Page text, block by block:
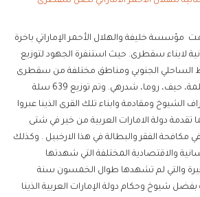
خليفة والهلال الأحمر الإماراتي باخرة
لابناء سقطرى. حيث استنفرة الجهود لتوزيع
الساحلي الجنوبي ومناطق مختلفة من سقطرى
ومنها بدهولة ، عبطاره، حلمة، حيف، روما، شدرهي. وتم توزيع 639 سلة
الشيوخ ومقادمة وابناء تلك القرى الذينا عبروا
دولة الامارات العربية من خير في شتى
مكافحة الفقر والبطالة في هذا الارخبيل . وكذلك
والاقتصادية المختلفة التي شهدتها
والتي لم تشهدها طوال الخمسون سنة
بفضل شيوخ وحكام دولة الإمارات العربية الذينا